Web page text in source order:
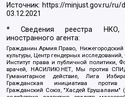
Источник: https://minjust.gov.ru/
03.12.2021
* Сведения реестра НКО,
иностранного агента:
Гражданин.Армия.Право,
культуры, Центр гендерных
Институт права и публичной политики,
врачей, НАСИЛИЮ.НЕТ, Мы против
Гуманитарное действие, Лига
Гражданская инициатива против
Гражданский Союз, "Хасдей Ерушалаим"